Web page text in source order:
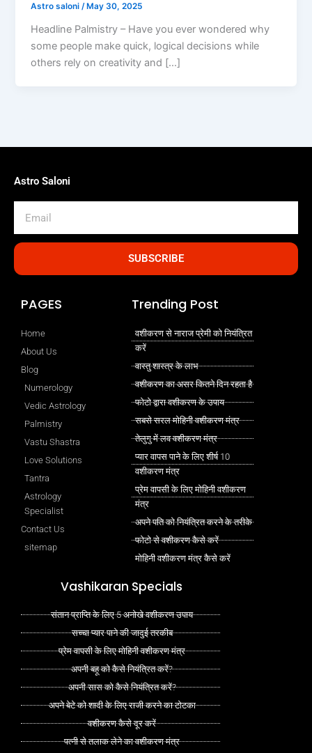
Astro saloni/ May 30, 2025
Headline Palmistry – Have you ever wondered why
some people make quick, logical decisions while
others rely on creativity and […]
Astro Saloni
SUBSCRIBE
PAGES
Home
About Us
Blog
Numerology
Vedic Astrology
Palmistry
Vastu Shastra
Love Solutions
Tantra
Astrology
Specialist
Contact Us
sitemap
Trending Post
वशीकरण से नाराज प्रेमी को नियंत्रित
करें
वास्तु शास्त्र के लाभ
वशीकरण का असर कितने दिन रहता है
फोटो द्वारा वशीकरण के उपाय
सबसे सरल मोहिनी वशीकरण मंत्र
तेलुगु में लव वशीकरण मंत्र
प्यार वापस पाने के लिए शीर्ष 10
वशीकरण मंत्र
प्रेम वापसी के लिए मोहिनी वशीकरण
मंत्र
अपने पति को नियंत्रित करने के तरीके
फोटो से वशीकरण कैसे करें
मोहिनी वशीकरण मंत्र कैसे करें
Vashikaran Specials
संतान प्राप्ति के लिए 5 अनोखे वशीकरण उपाय
सच्चा प्यार पाने की जादुई तरकीब
प्रेम वापसी के लिए मोहिनी वशीकरण मंत्र
अपनी बहू को कैसे नियंत्रित करें?
अपनी सास को कैसे नियंत्रित करें?
अपने बेटे को शादी के लिए राजी करने का टोटका
वशीकरण कैसे दूर करें
पत्नी से तलाक लेने का वशीकरण मंत्र